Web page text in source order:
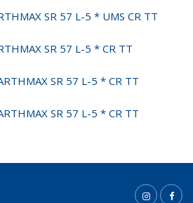
SR 57 L-5 * UMS CR TT
SR 57 L-5 * CR TT
SR 57 L-5 * CR TT
SR 57 L-5 * CR TT